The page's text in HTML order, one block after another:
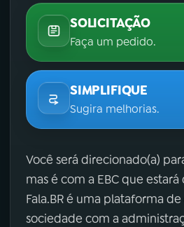
SOLICITAÇÃO
Faça um pedido.
SIMPLIFIQUE
Sugira melhorias.
Você será direcionado(a)
mas é com a EBC que
Fala.BR é uma plataforma
sociedade com a